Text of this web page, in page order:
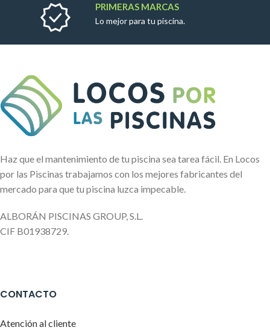
PRIMERAS MARCAS
Lo mejor para tu piscina.
Haz que el mantenimiento de tu piscina sea tarea fácil. En Locos
por las Piscinas trabajamos con los mejores fabricantes del
mercado para que tu piscina luzca impecable.
ALBORÁN PISCINAS GROUP, S.L.
CIF B01938729.
CONTACTO
Atención al cliente